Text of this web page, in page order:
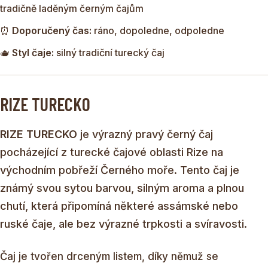
tradičně laděným černým čajům
⏰ Doporučený čas: ráno, dopoledne, odpoledne
🫖 Styl čaje: silný tradiční turecký čaj
RIZE TURECKO
RIZE TURECKO je výrazný pravý černý čaj
pocházející z turecké čajové oblasti Rize na
východním pobřeží Černého moře. Tento čaj je
známý svou sytou barvou, silným aroma a plnou
chutí, která připomíná některé assámské nebo
ruské čaje, ale bez výrazné trpkosti a svíravosti.
Čaj je tvořen drceným listem, díky němuž se